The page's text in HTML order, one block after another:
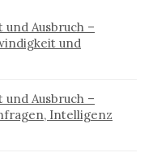
Ausbruch –
und
Ausbruch –
Intelligenz